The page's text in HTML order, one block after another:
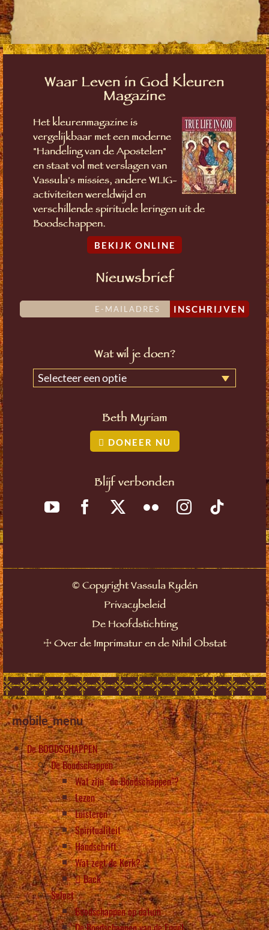
Waar Leven in God Kleuren
Magazine
Het kleurenmagazine is
vergelijkbaar met een moderne
"Handeling van de Apostelen"
en staat vol met verslagen van
Vassula's missies, andere WLIG-
activiteiten wereldwijd en
verschillende spirituele leringen uit de
Boodschappen.
BEKIJK ONLINE
Nieuwsbrief
INSCHRIJVEN
Wat wil je doen?
Selecteer een optie
Beth Myriam
DONEER NU
Blijf verbonden
©Copyright Vassula Rydén
Privacybeleid
De Hoofdstichting
☩ Over de Imprimatur en de Nihil Obstat
mobile_menu
De BOODSCHAPPEN
De Boodschappen
Wat zijn “de Boodschappen”?
Lezen
Luisteren
Spiritualiteit
Handschrift
Wat zegt de Kerk?
Back
Select
Boodschappen op datum